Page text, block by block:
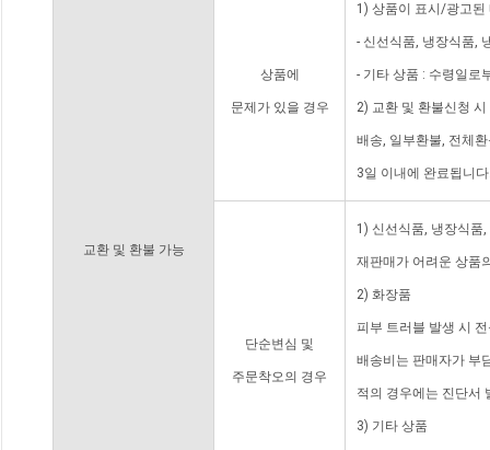
교환 및 환불 가능
상품에
문제가 있을 경우
1) 상품이 표시/광고된
- 신선식품, 냉장식품,
- 기타 상품 : 수령일로
2) 교환 및 환불신청
배송, 일부환불, 전체
3일 이내에 완료됩니
단순변심 및
주문착오의 경우
1) 신선식품, 냉장식품
재판매가 어려운 상품
2) 화장품
피부 트러블 발생 시
배송비는 판매자가 부
적의 경우에는 진단서
3) 기타 상품